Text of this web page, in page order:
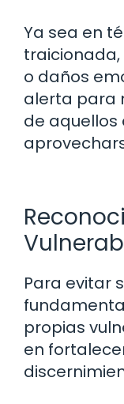
Ya sea en
o daños
alerta para
de aquellos
Para evitar
propias
en